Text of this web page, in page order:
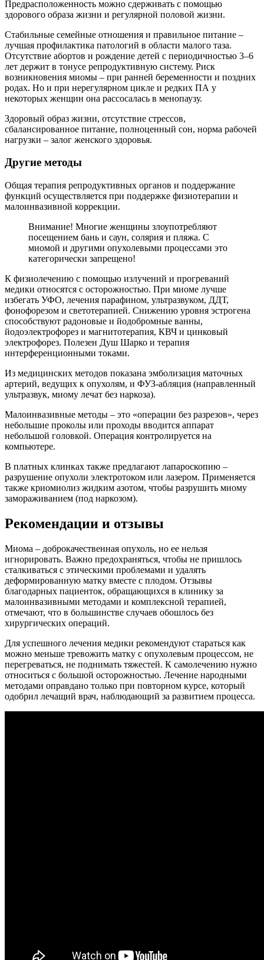
Предрасположенность можно сдерживать с помощью
здорового образа жизни и регулярной половой жизни.
Стабильные семейные отношения и правильное питание –
лучшая профилактика патологий в области малого таза.
Отсутствие абортов и рождение детей с периодичностью 3–6
лет держит в тонусе репродуктивную систему. Риск
возникновения миомы – при ранней беременности и поздних
родах. Но и при нерегулярном цикле и редких ПА у
некоторых женщин она рассосалась в менопаузу.
Здоровый образ жизни, отсутствие стрессов,
сбалансированное питание, полноценный сон, норма рабочей
нагрузки – залог женского здоровья.
Другие методы
Общая терапия репродуктивных органов и поддержание
функций осуществляется при поддержке физиотерапии и
малоинвазивной коррекции.
Внимание! Многие женщины злоупотребляют
посещением бань и саун, солярия и пляжа. С
миомой и другими опухолевыми процессами это
категорически запрещено!
К физиолечению с помощью излучений и прогреваний
медики относятся с осторожностью. При миоме лучше
избегать УФО, лечения парафином, ультразвуком, ДДТ,
фонофорезом и светотерапией. Снижению уровня эстрогена
способствуют радоновые и йодобромные ванны,
йодоэлектрофорез и магнитотерапия, КВЧ и цинковый
электрофорез. Полезен Душ Шарко и терапия
интерференционными токами.
Из медицинских методов показана эмболизация маточных
артерий, ведущих к опухолям, и ФУЗ-абляция (направленный
ультразвук, миому лечат без наркоза).
Малоинвазивные методы – это «операции без разрезов», через
небольшие проколы или проходы вводится аппарат
небольшой головкой. Операция контролируется на
компьютере.
В платных клинках также предлагают лапароскопию –
разрушение опухоли электротоком или лазером. Применяется
также криомиолиз жидким азотом, чтобы разрушить миому
замораживанием (под наркозом).
Рекомендации и отзывы
Миома – доброкачественная опухоль, но ее нельзя
игнорировать. Важно предохраняться, чтобы не пришлось
сталкиваться с этическими проблемами и удалять
деформированную матку вместе с плодом. Отзывы
благодарных пациенток, обращающихся в клинику за
малоинвазивными методами и комплексной терапией,
отмечают, что в большинстве случаев обошлось без
хирургических операций.
Для успешного лечения медики рекомендуют стараться как
можно меньше тревожить матку с опухолевым процессом, не
перегреваться, не поднимать тяжестей. К самолечению нужно
относиться с большой осторожностью. Лечение народными
методами оправдано только при повторном курсе, который
одобрил лечащий врач, наблюдающий за развитием процесса.